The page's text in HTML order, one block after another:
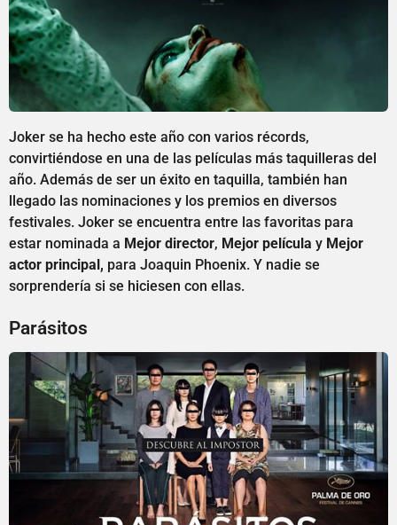
Joker se ha hecho este año con varios récords,
convirtiéndose en una de las películas más taquilleras del
año. Además de ser un éxito en taquilla, también han
llegado las nominaciones y los premios en diversos
festivales. Joker se encuentra entre las favoritas para
estar nominada a Mejor director, Mejor película y Mejor
actor principal, para Joaquin Phoenix. Y nadie se
sorprendería si se hiciesen con ellas.
Parásitos